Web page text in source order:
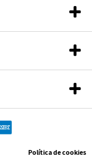
Política de cookies